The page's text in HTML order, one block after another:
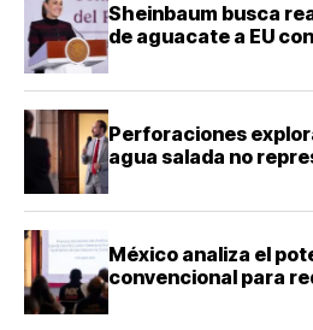
Sheinbaum busca
de aguacate a EU
Perforaciones
agua salada no
México analiza el
convencional para